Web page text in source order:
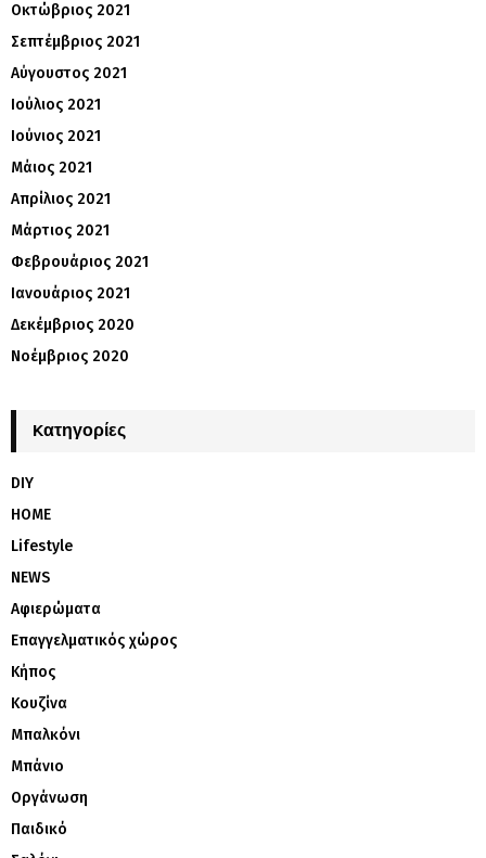
Οκτώβριος 2021
Σεπτέμβριος 2021
Αύγουστος 2021
Ιούλιος 2021
Ιούνιος 2021
Μάιος 2021
Απρίλιος 2021
Μάρτιος 2021
Φεβρουάριος 2021
Ιανουάριος 2021
Δεκέμβριος 2020
Νοέμβριος 2020
Kατηγορίες
DIY
HOME
Lifestyle
NEWS
Αφιερώματα
Επαγγελματικός χώρος
Κήπος
Κουζίνα
Μπαλκόνι
Μπάνιο
Οργάνωση
Παιδικό